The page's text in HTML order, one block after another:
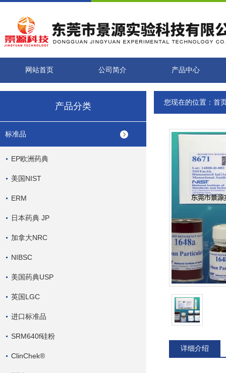
网站首页 公司简介 产品中心
产品分类
标准品
EP欧洲药典
美国NIST
ERM
日本药典 JP
加拿大NRC
NIBSC
美国药典USP
英国LGC
进口标准品
SRM640f硅粉
ClinChek®
您现在的位置： 首
详细介绍